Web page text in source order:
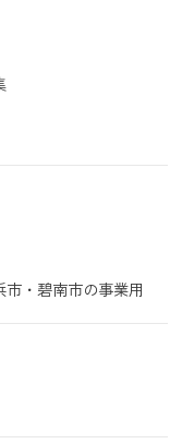
市・碧南市の事業用